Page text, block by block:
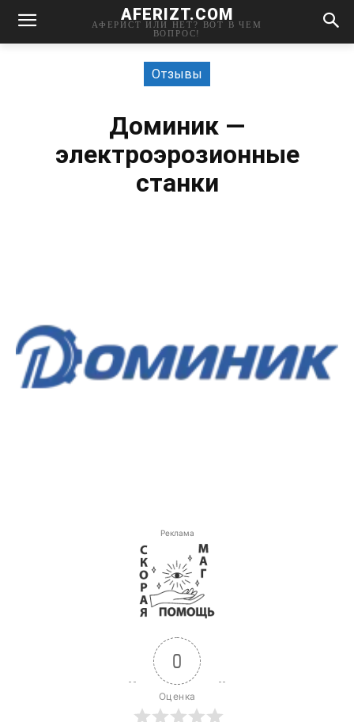
AFERIZT.COM
АФЕРИСТ ИЛИ НЕТ? ВОТ В ЧЕМ
ВОПРОС!
Отзывы
Доминик —
электроэрозионные
станки
Реклама
0
Оценка